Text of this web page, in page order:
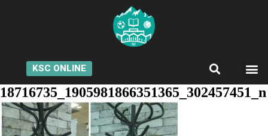
KSC ONLINE
18716735_1905981866351365_302457451_n